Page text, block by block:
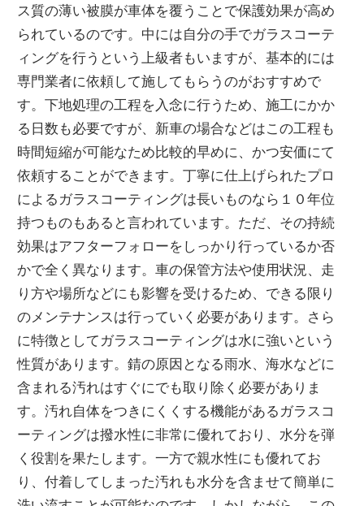
ス質の薄い被膜が車体を覆うことで保護効果が高め
られているのです。中には自分の手でガラスコーテ
ィングを行うという上級者もいますが、基本的には
専門業者に依頼して施してもらうのがおすすめで
す。下地処理の工程を入念に行うため、施工にかか
る日数も必要ですが、新車の場合などはこの工程も
時間短縮が可能なため比較的早めに、かつ安価にて
依頼することができます。丁寧に仕上げられたプロ
によるガラスコーティングは長いものなら１０年位
持つものもあると言われています。ただ、その持続
効果はアフターフォローをしっかり行っているか否
かで全く異なります。車の保管方法や使用状況、走
り方や場所などにも影響を受けるため、できる限り
のメンテナンスは行っていく必要があります。さら
に特徴としてガラスコーティングは水に強いという
性質があります。錆の原因となる雨水、海水などに
含まれる汚れはすぐにでも取り除く必要がありま
す。汚れ自体をつきにくくする機能があるガラスコ
ーティングは撥水性に非常に優れており、水分を弾
く役割を果たします。一方で親水性にも優れてお
り、付着してしまった汚れも水分を含ませて簡単に